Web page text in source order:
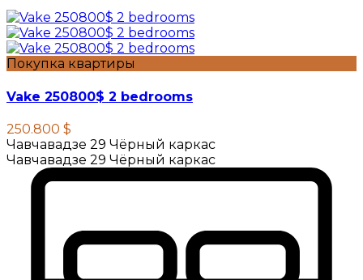
Покупка квартиры
Vake 250800$ 2 bedrooms
250.800 $
Чавчавадзе 29 Чёрный каркас
Чавчавадзе 29 Чёрный каркас